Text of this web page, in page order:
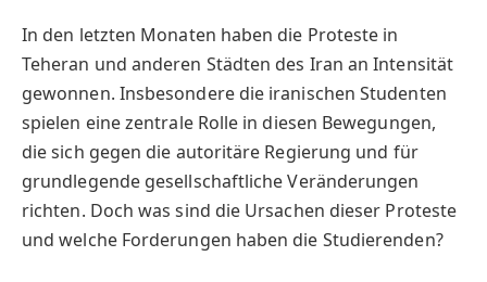
In den letzten Monaten haben die Proteste in
Teheran und anderen Städten des Iran an Intensität
gewonnen. Insbesondere die iranischen Studenten
spielen eine zentrale Rolle in diesen Bewegungen,
die sich gegen die autoritäre Regierung und für
grundlegende gesellschaftliche Veränderungen
richten. Doch was sind die Ursachen dieser Proteste
und welche Forderungen haben die Studierenden?